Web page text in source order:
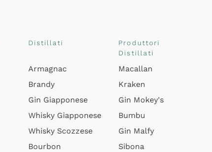
Distillati
Armagnac
Brandy
Gin Giapponese
Whisky Giapponese
Whisky Scozzese
Bourbon
Produttori
Distillati
Macallan
Kraken
Gin Mokey's
Bumbu
Gin Malfy
Sibona